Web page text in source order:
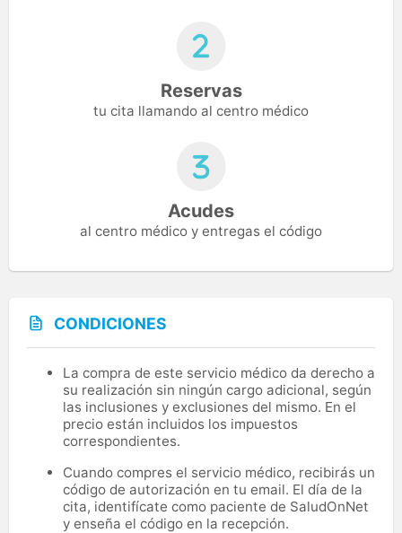
Reservas
tu cita llamando al centro médico
Acudes
al centro médico y entregas el código
CONDICIONES
La compra de este servicio médico da derecho a
su realización sin ningún cargo adicional, según
las inclusiones y exclusiones del mismo. En el
precio están incluidos los impuestos
correspondientes.
Cuando compres el servicio médico, recibirás un
código de autorización en tu email. El día de la
cita, identifícate como paciente de SaludOnNet
y enseña el código en la recepción.